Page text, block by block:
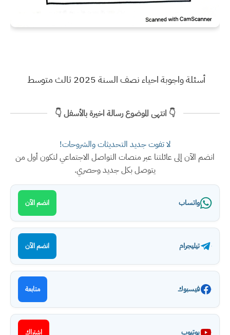
أسئلة واجوبة احياء نصف السنة 2025 ثالث متوسط
👇 انتهى الموضوع رسالة اخيرة بالأسفل 👇
لا تفوت جديد التحديثات والشروحات!
انضم الآن إلى عائلتنا عبر منصات التواصل الاجتماعي لتكون أول من
يتوصل بكل جديد وحصري.
واتساب انضم الآن
تيليجرام انضم الآن
فيسبوك متابعة
يوتيوب اشتراك